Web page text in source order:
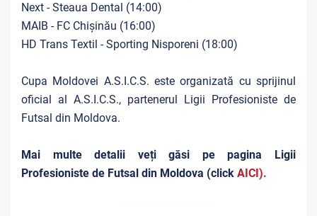
Next - Steaua Dental (14:00)
MAIB - FC Chișinău (16:00)
HD Trans Textil - Sporting Nisporeni (18:00)
Cupa Moldovei A.S.I.C.S. este organizată cu sprijinul
oficial al A.S.I.C.S., partenerul Ligii Profesioniste de
Futsal din Moldova.
Mai multe detalii veți găsi pe pagina Ligii
Profesioniste de Futsal din Moldova (click AICI).